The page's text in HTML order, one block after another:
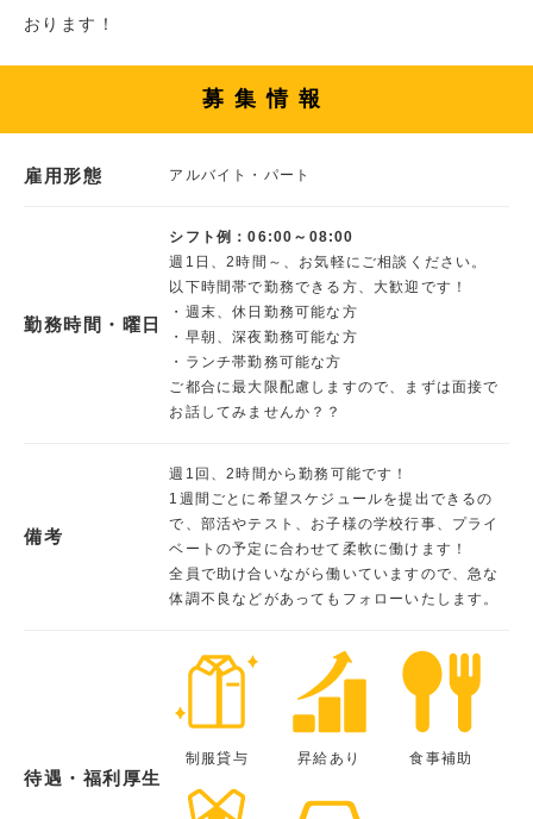
おります！
募集情報
雇用形態 アルバイト・パート
勤務時間・曜日
シフト例：06:00～08:00
週1日、2時間～、お気軽にご相談ください。
以下時間帯で勤務できる方、大歓迎です！
・週末、休日勤務可能な方
・早朝、深夜勤務可能な方
・ランチ帯勤務可能な方
ご都合に最大限配慮しますので、まずは面接で
お話してみませんか？？
備考
週1回、2時間から勤務可能です！
1週間ごとに希望スケジュールを提出できるの
で、部活やテスト、お子様の学校行事、プライ
ベートの予定に合わせて柔軟に働けます！
全員で助け合いながら働いていますので、急な
体調不良などがあってもフォローいたします。
待遇・福利厚生
制服貸与 昇給あり 食事補助